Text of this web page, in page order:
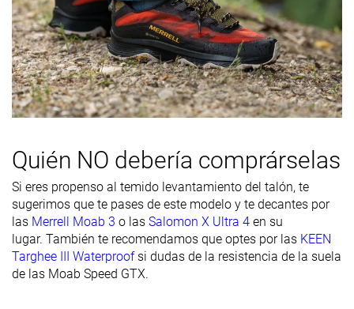
Quién NO debería comprárselas
Si eres propenso al temido levantamiento del talón, te
sugerimos que te pases de este modelo y te decantes por
las Merrell Moab 3 o las Salomon X Ultra 4 en su
lugar. También te recomendamos que optes por las KEEN
Targhee III Waterproofsi dudas de la resistencia de la suela
de las Moab Speed GTX.